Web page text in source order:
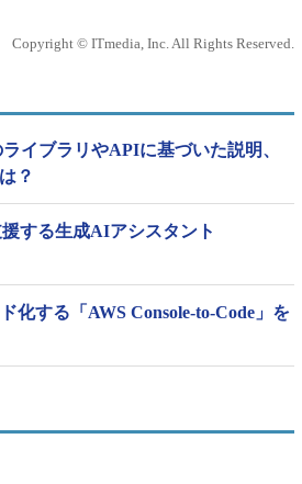
Copyright © ITmedia, Inc. All Rights Reserved.
イブラリやAPIに基づいた説明、
？
する生成AIアシスタント
化する「AWS Console-to-Code」を